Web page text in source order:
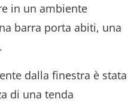
in un ambiente
barra porta abiti, una
dalla finestra è stata
di una tenda